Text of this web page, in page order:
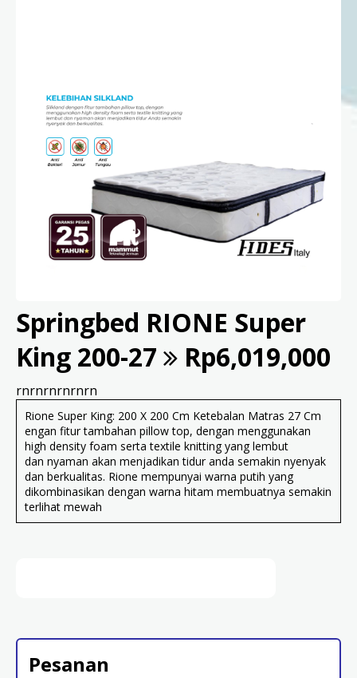
Springbed RIONE Super
King 200-27
Rp6,019,000
rnrnrnrnrnrn
Rione Super King: 200 X 200 Cm Ketebalan Matras 27 Cm
engan fitur tambahan pillow top, dengan menggunakan
high density foam serta textile knitting yang lembut
dan nyaman akan menjadikan tidur anda semakin nyenyak
dan berkualitas. Rione mempunyai warna putih yang
dikombinasikan dengan warna hitam membuatnya semakin
terlihat mewah
Pesanan